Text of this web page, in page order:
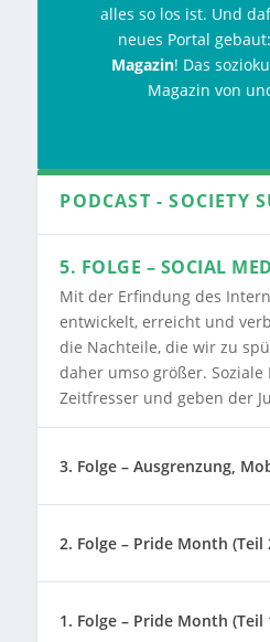
alles so los ist. Und
neues Portal gebaut:
Magazin! Das
Magazin von
PODCAST - SOCIETY
5. FOLGE – SOCIAL
Mit der Erfindung des
entwickelt, erreicht und
die Nachteile, die wir zu
daher umso größer.
Zeitfresser und geben der
3. Folge – Ausgrenzung,
2. Folge – Pride Month (Teil
1. Folge – Pride Month (Teil